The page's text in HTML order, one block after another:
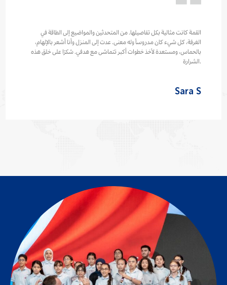
القمة كانت مثالية بكل تفاصيلها. من المتحدثين والمواضيع إلى الطاقة في
الغرفة، كل شيء كان مدروساً وله معنى. عدت إلى المنزل وأنا أشعر بالإلهام،
بالحماس، ومستعدة لأخذ خطوات أكبر تتماشى مع هدفي. شكرًا على خلق هذه
الشرارة.
Sara S